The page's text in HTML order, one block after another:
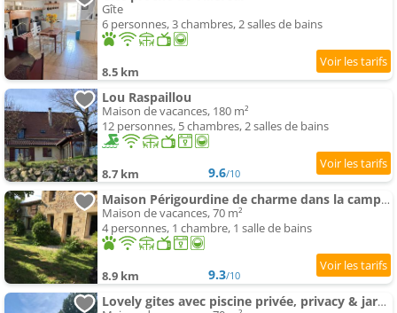
Gîte
6 personnes, 3 chambres, 2 salles de bains
8.5 km
Lou Raspaillou
Maison de vacances, 180 m²
12 personnes, 5 chambres, 2 salles de bains
8.7 km 9.6/10
Maison Périgourdine de charme dans la campagne proche de Bergerac
Maison de vacances, 70 m²
4 personnes, 1 chambre, 1 salle de bains
8.9 km 9.3/10
Lovely gites avec piscine privée, privacy & jardin